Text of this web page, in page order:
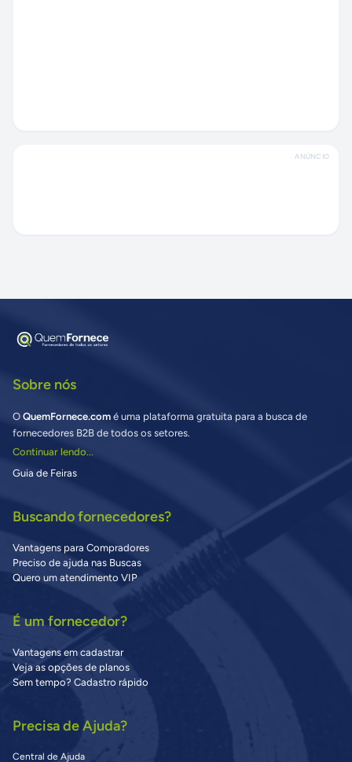
ANÚNCIO
Sobre nós
O QuemFornece.com é uma plataforma gratuita para a busca de
fornecedores B2B de todos os setores.
Continuar lendo...
Guia de Feiras
Buscando fornecedores?
Vantagens para Compradores
Preciso de ajuda nas Buscas
Quero um atendimento VIP
É um fornecedor?
Vantagens em cadastrar
Veja as opções de planos
Sem tempo? Cadastro rápido
Precisa de Ajuda?
Central de Ajuda